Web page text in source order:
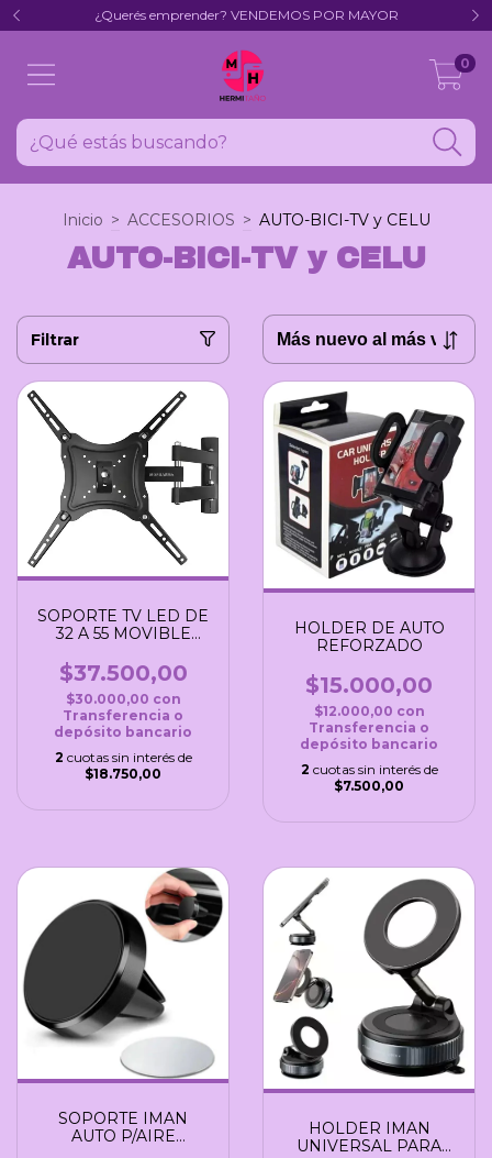
¿Querés emprender? VENDEMOS POR MAYOR
0
Inicio > ACCESORIOS > AUTO-BICI-TV y CELU
AUTO-BICI-TV y CELU
Filtrar
SOPORTE TV LED DE
32 A 55 MOVIBLE
$37.500,00
$30.000,00 con
Transferencia o
depósito bancario
2 cuotas sin interés de
$18.750,00
HOLDER DE AUTO
REFORZADO
$15.000,00
$12.000,00 con
Transferencia o
depósito bancario
2 cuotas sin interés de
$7.500,00
SOPORTE IMAN
AUTO P/AIRE
HOLDER IMAN
UNIVERSAL PARA